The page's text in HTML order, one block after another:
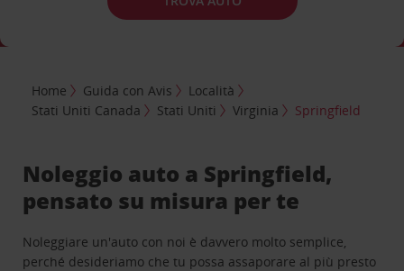
Home Guida con Avis
Località
Stati Uniti Canada
Stati Uniti Virginia Springfield
Noleggio auto a Springfield,
pensato su misura per te
Noleggiare un'auto con noi è davvero molto semplice,
perché desideriamo che tu possa assaporare al più presto